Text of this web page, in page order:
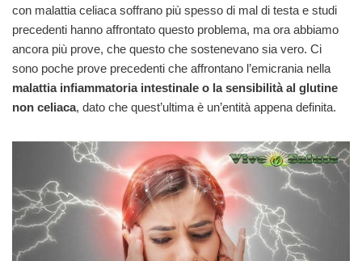
con malattia celiaca soffrano più spesso di mal di testa e studi
precedenti hanno affrontato questo problema, ma ora abbiamo
ancora più prove, che questo che sostenevano sia vero. Ci
sono poche prove precedenti che affrontano l’emicrania nella
malattia infiammatoria intestinale o la sensibilità al glutine
non celiaca, dato che quest’ultima è un’entità appena definita.